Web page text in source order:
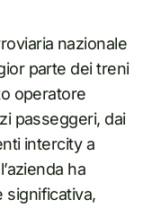
nazionale
parte dei treni
operatore
passeggeri, dai
intercity a
ha
significativa,